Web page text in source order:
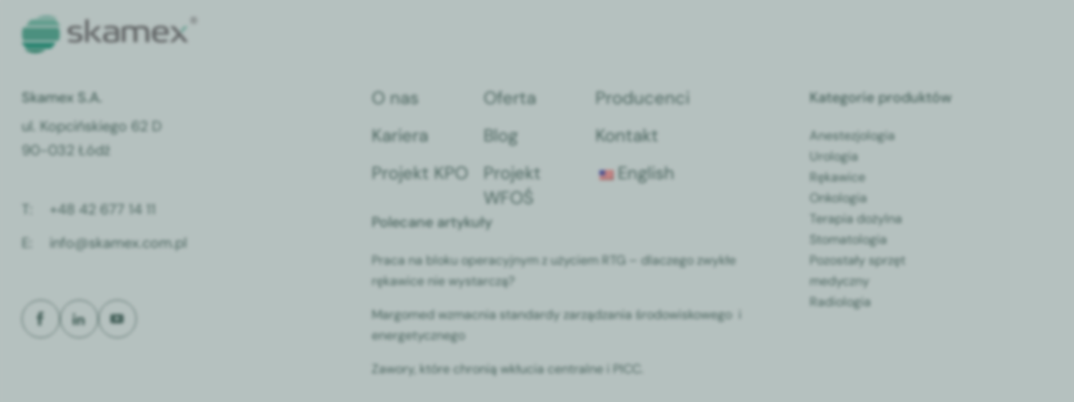
Skamex S.A.
ul. Kopcińskiego 62 D
90-032 Łódź
T:
+48 42 677 14 11
E:
info@skamex.com.pl
O nas Oferta
Producenci
Kariera
Blog
Kontakt
Projekt KPO
Projekt
WFOŚ
English
Polecane artykuły
Praca na bloku operacyjnym z użyciem RTG – dlaczego zwykłe
rękawice nie wystarczą?
Margomed wzmacnia standardy zarządzania środowiskowego i
energetycznego
Zawory, które chronią wkłucia centralne i PICC.
Kategorie produktów
Anestezjologia
Urologia
Rękawice
Onkologia
Terapia dożylna
Stomatologia
Pozostały sprzęt
medyczny
Radiologia